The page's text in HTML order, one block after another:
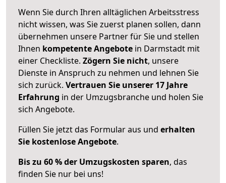
Wenn Sie durch Ihren alltäglichen Arbeitsstress
nicht wissen, was Sie zuerst planen sollen, dann
übernehmen unsere Partner für Sie und stellen
Ihnen kompetente Angebote in Darmstadt mit
einer Checkliste. Zögern Sie nicht, unsere
Dienste in Anspruch zu nehmen und lehnen Sie
sich zurück. Vertrauen Sie unserer 17 Jahre
Erfahrung in der Umzugsbranche und holen Sie
sich Angebote.
Füllen Sie jetzt das Formular aus und erhalten
Sie kostenlose Angebote.
Bis zu 60 % der Umzugskosten sparen, das
finden Sie nur bei uns!